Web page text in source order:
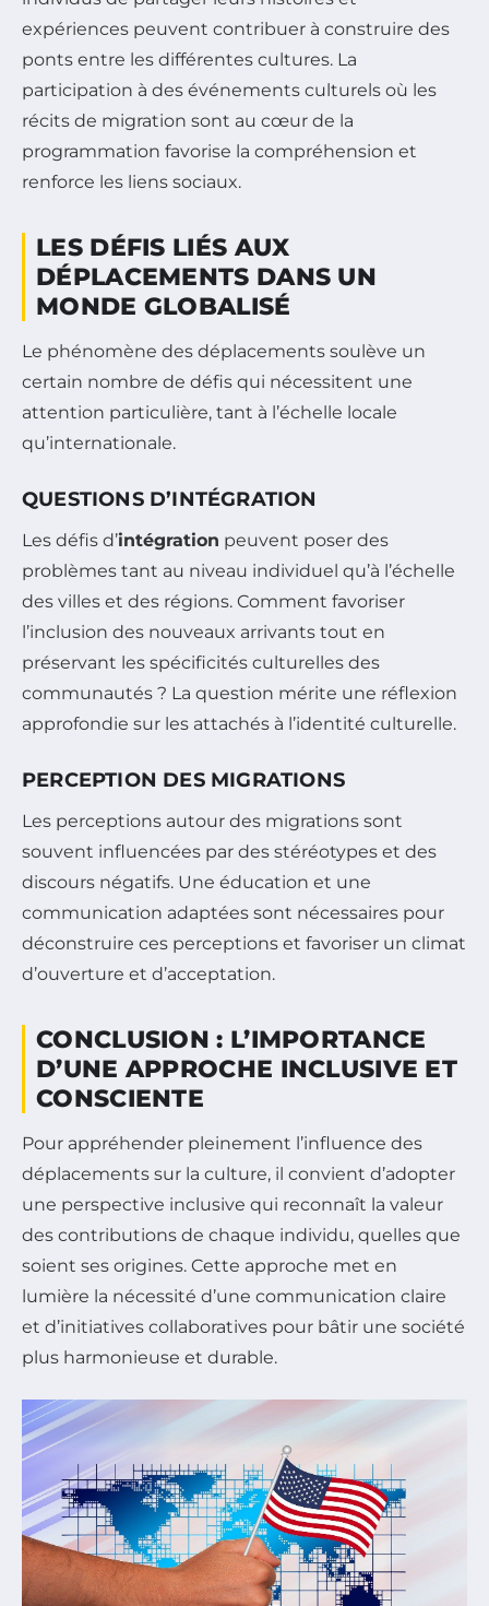
expériences peuvent contribuer à construire des
ponts entre les différentes cultures. La
participation à des événements culturels où les
récits de migration sont au cœur de la
programmation favorise la compréhension et
renforce les liens sociaux.
LES DÉFIS LIÉS AUX
DÉPLACEMENTS DANS UN
MONDE GLOBALISÉ
Le phénomène des déplacements soulève un
certain nombre de défis qui nécessitent une
attention particulière, tant à l’échelle locale
qu’internationale.
QUESTIONS D’INTÉGRATION
Les défis d’intégration peuvent poser des
problèmes tant au niveau individuel qu’à l’échelle
des villes et des régions. Comment favoriser
l’inclusion des nouveaux arrivants tout en
préservant les spécificités culturelles des
communautés ? La question mérite une réflexion
approfondie sur les attachés à l’identité culturelle.
PERCEPTION DES MIGRATIONS
Les perceptions autour des migrations sont
souvent influencées par des stéréotypes et des
discours négatifs. Une éducation et une
communication adaptées sont nécessaires pour
déconstruire ces perceptions et favoriser un climat
d’ouverture et d’acceptation.
CONCLUSION : L’IMPORTANCE
D’UNE APPROCHE INCLUSIVE ET
CONSCIENTE
Pour appréhender pleinement l’influence des
déplacements sur la culture, il convient d’adopter
une perspective inclusive qui reconnaît la valeur
des contributions de chaque individu, quelles que
soient ses origines. Cette approche met en
lumière la nécessité d’une communication claire
et d’initiatives collaboratives pour bâtir une société
plus harmonieuse et durable.